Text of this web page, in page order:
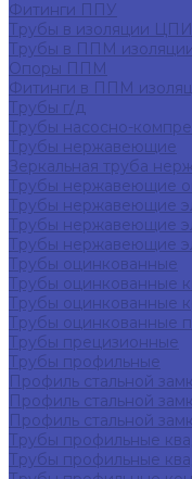
Фитинги ППУ
Трубы в изоляции ЦПИ
Трубы в ППМ
Опоры ППМ
Фитинги в ППМ
Трубы г/д
Трубы насосно-
Трубы нержавеющие
Зеркальная труба
Трубы нержавеющие
Трубы нержавеющие
Трубы нержавеющие
Трубы нержавеющие
Трубы оцинкованные
Трубы оцинкованные
Трубы оцинкованные
Трубы оцинкованные
Трубы прецизионные
Трубы профильные
Профиль стальной
Профиль стальной
Профиль стальной
Трубы профильные
Трубы профильные